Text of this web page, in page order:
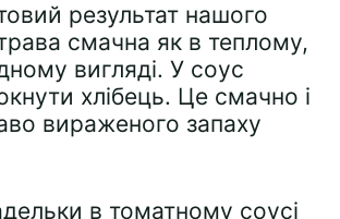
результат нашого
смачна як в теплому,
вигляді. У соус
хлібець. Це смачно і
вираженого запаху
в томатному соусі